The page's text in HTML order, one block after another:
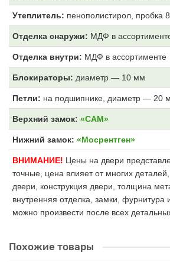
Утеплитель: пенополистирол, пробка
Отделка снаружи: МДФ в
Отделка внутри: МДФ в ассортименте
Блокираторы: диаметр — 10 мм
Петли: на подшипнике, диаметр — 20
Верхний замок: «САМ»
Нижний замок: «Мосрентген»
ВНИМАНИЕ! Цены на двери
точные, цена влияет от многих
двери, конструкция двери, толщина
внутренняя отделка, замки, фурнитура
можно произвести после всех
Похожие товары